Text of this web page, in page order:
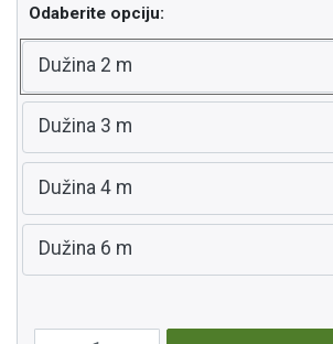
Odaberite opciju:
Dužina 2 m
Dužina 3 m
Dužina 4 m
Dužina 6 m